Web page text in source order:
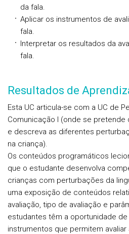
da fala.
Aplicar os instrumentos de
fala.
Interpretar os resultados da
fala.
Resultados de
Esta UC articula-se com a UC de
Comunicação I (onde se
e descreva as diferentes
na criança).
Os conteúdos programáticos
que o estudante desenvolva
crianças com perturbações da
uma exposição de conteúdos
avaliação, tipo de avaliação e
estudantes têm a oportunidade
instrumentos que permitem